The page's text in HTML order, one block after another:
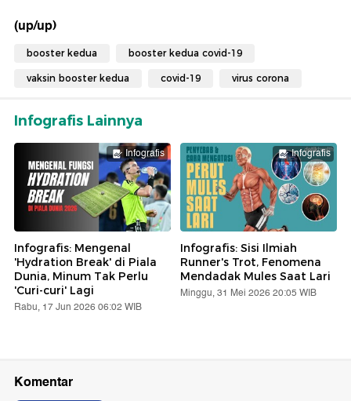
(up/up)
booster kedua booster kedua covid-19
vaksin booster kedua covid-19 virus corona
Infografis Lainnya
Infografis
Infografis: Mengenal
'Hydration Break' di Piala
Dunia, Minum Tak Perlu
'Curi-curi' Lagi
Rabu, 17 Jun 2026 06:02 WIB
Infografis
Infografis: Sisi Ilmiah
Runner's Trot, Fenomena
Mendadak Mules Saat Lari
Minggu, 31 Mei 2026 20:05 WIB
Komentar